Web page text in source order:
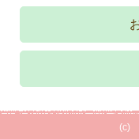
(c)